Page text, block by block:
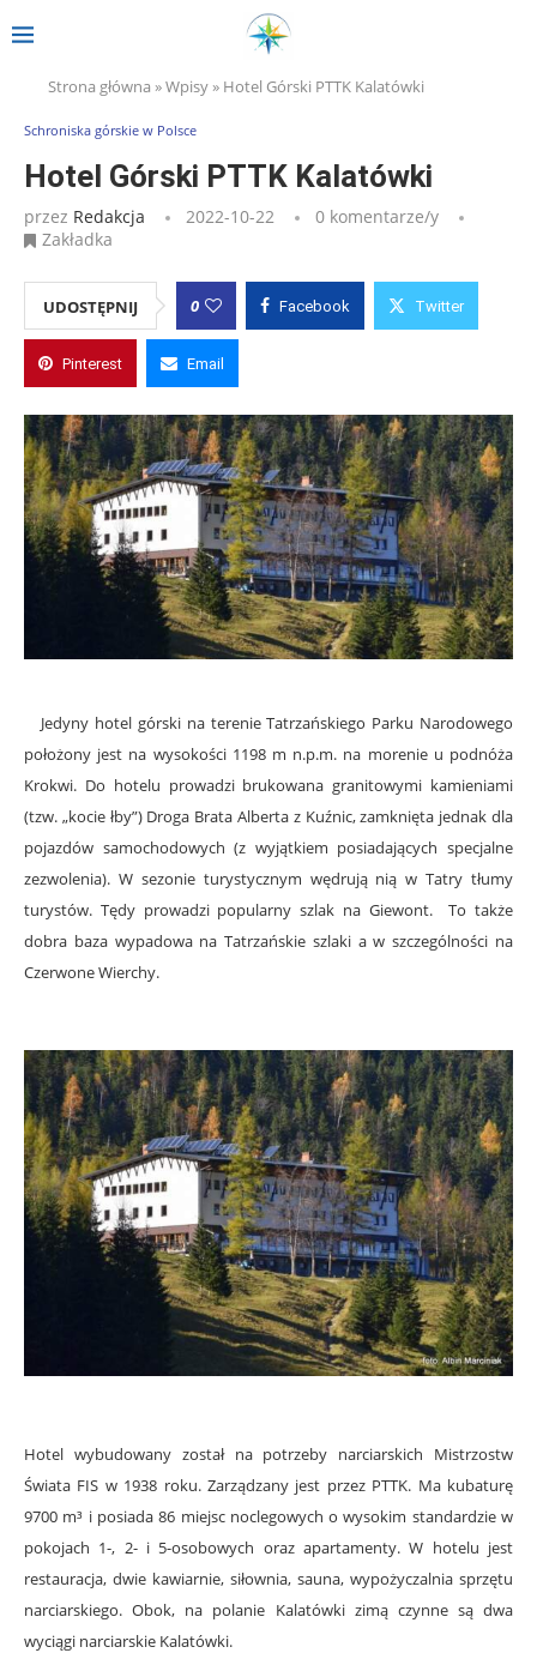
Strona główna »Wpisy» Hotel Górski PTTK Kalatówki
Schroniska górskie w Polsce
Hotel Górski PTTK Kalatówki
przez Redakcja 2022-10-22
0 komentarze/y
Zakładka
UDOSTĘPNIJ 0 Facebook Twitter
Pinterest Email
Jedyny hotel górski na terenie Tatrzańskiego Parku Narodowego
położony jest na wysokości 1198 m n.p.m. na morenie u podnóża
Krokwi. Do hotelu prowadzi brukowana granitowymi kamieniami
(tzw. „kocie łby”) Droga Brata Alberta z Kuźnic, zamknięta jednak dla
pojazdów samochodowych (z wyjątkiem posiadających specjalne
zezwolenia). W sezonie turystycznym wędrują nią w Tatry tłumy
turystów. Tędy prowadzi popularny szlak na Giewont. To także
dobra baza wypadowa na Tatrzańskie szlaki a w szczególności na
Czerwone Wierchy.
Hotel wybudowany został na potrzeby narciarskich Mistrzostw
Świata FIS w 1938 roku. Zarządzany jest przez PTTK. Ma kubaturę
9700 m³ i posiada 86 miejsc noclegowych o wysokim standardzie w
pokojach 1-, 2- i 5-osobowych oraz apartamenty. W hotelu jest
restauracja, dwie kawiarnie, siłownia, sauna, wypożyczalnia sprzętu
narciarskiego. Obok, na polanie Kalatówki zimą czynne są dwa
wyciągi narciarskie Kalatówki.